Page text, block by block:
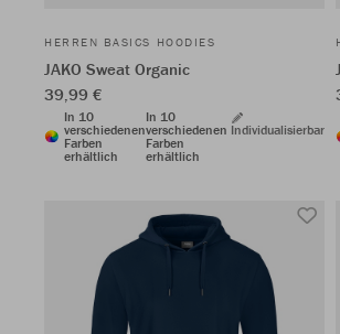
HERREN BASICS HOODIES
JAKO Sweat Organic
39,99 €
In 10
verschiedenen
Farben
erhältlich
In 10
verschiedenen
Farben
erhältlich
Individualisierbar